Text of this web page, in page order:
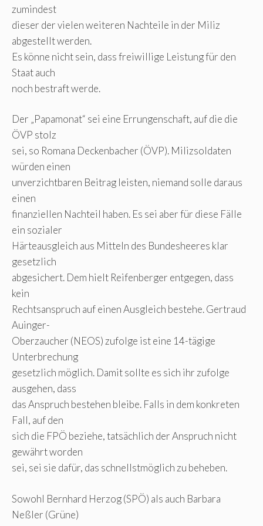
zumindest
dieser der vielen weiteren Nachteile in der Miliz
abgestellt werden.
Es könne nicht sein, dass freiwillige Leistung für den
Staat auch
noch bestraft werde.
Der „Papamonat“ sei eine Errungenschaft, auf die die
ÖVP stolz
sei, so Romana Deckenbacher (ÖVP). Milizsoldaten
würden einen
unverzichtbaren Beitrag leisten, niemand solle daraus
einen
finanziellen Nachteil haben. Es sei aber für diese Fälle
ein sozialer
Härteausgleich aus Mitteln des Bundesheeres klar
gesetzlich
abgesichert. Dem hielt Reifenberger entgegen, dass
kein
Rechtsanspruch auf einen Ausgleich bestehe. Gertraud
Auinger-
Oberzaucher (NEOS) zufolge ist eine 14-tägige
Unterbrechung
gesetzlich möglich. Damit sollte es sich ihr zufolge
ausgehen, dass
das Anspruch bestehen bleibe. Falls in dem konkreten
Fall, auf den
sich die FPÖ beziehe, tatsächlich der Anspruch nicht
gewährt worden
sei, sei sie dafür, das schnellstmöglich zu beheben.
Sowohl Bernhard Herzog (SPÖ) als auch Barbara
Neßler (Grüne)